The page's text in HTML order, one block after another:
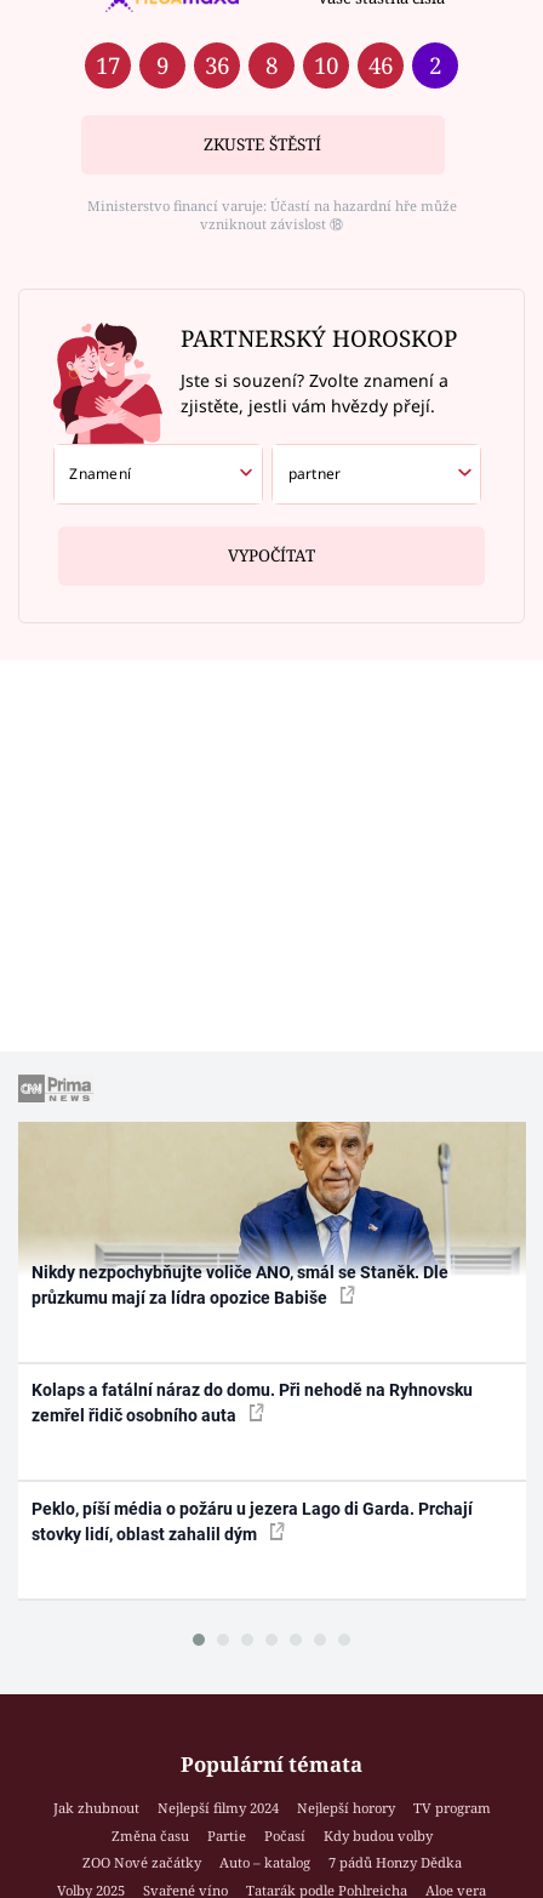
17 9 36 8 10 46 2
ZKUSTE ŠTĚSTÍ
Ministerstvo financí varuje: Účastí na hazardní hře může
vzniknout závislost ⑱
PARTNERSKÝ HOROSKOP
Jste si souzení? Zvolte znamení a
zjistěte, jestli vám hvězdy přejí.
VYPOČÍTAT
Nikdy nezpochybňujte voliče ANO, smál se Staněk. Dle
průzkumu mají za lídra opozice Babiše
Kolaps a fatální náraz do domu. Při nehodě na Ryhnovsku
zemřel řidič osobního auta
Peklo, píší média o požáru u jezera Lago di Garda. Prchají
stovky lidí, oblast zahalil dým
Populární témata
Jak zhubnout Nejlepší filmy 2024 Nejlepší horory
TV program
Změna času
Partie Počasí
Kdy budou volby
ZOO Nové začátky
Auto – katalog
7 pádů Honzy Dědka
Volby 2025
Svařené víno Tatarák podle Pohlreicha
Aloe vera